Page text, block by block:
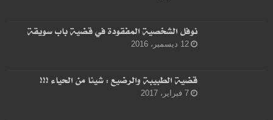
نوفل الشخصية المفقودة في قضية باب سويقة
12 ديسمبر، 2016
قضية الطبيبة والرضيع : شيئا من الحياء !!!
7 فبراير، 2017